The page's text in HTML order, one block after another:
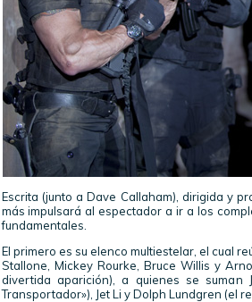
Escrita (junto a Dave Callaham), dirigida y
más impulsará al espectador a ir a los
fundamentales.
El primero es su elenco multiestelar, el cual
Stallone, Mickey Rourke, Bruce Willis y
divertida aparición), a quienes se suman
Transportador»), Jet Li y Dolph Lundgren (el